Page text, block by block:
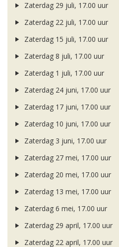
Zaterdag 29 juli, 17.00 uur
Zaterdag 22 juli, 17.00 uur
Zaterdag 15 juli, 17.00 uur
Zaterdag 8 juli, 17.00 uur
Zaterdag 1 juli, 17.00 uur
Zaterdag 24 juni, 17.00 uur
Zaterdag 17 juni, 17.00 uur
Zaterdag 10 juni, 17.00 uur
Zaterdag 3 juni, 17.00 uur
Zaterdag 27 mei, 17.00 uur
Zaterdag 20 mei, 17.00 uur
Zaterdag 13 mei, 17.00 uur
Zaterdag 6 mei, 17.00 uur
Zaterdag 29 april, 17.00 uur
Zaterdag 22 april, 17.00 uur